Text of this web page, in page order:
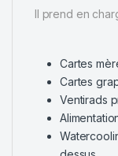
Il prend en
Cartes
Cartes
Ventirads